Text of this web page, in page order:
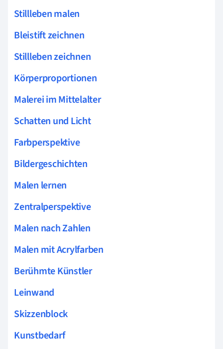
Stillleben malen
Bleistift zeichnen
Stillleben zeichnen
Körperproportionen
Malerei im Mittelalter
Schatten und Licht
Farbperspektive
Bildergeschichten
Malen lernen
Zentralperspektive
Malen nach Zahlen
Malen mit Acrylfarben
Berühmte Künstler
Leinwand
Skizzenblock
Kunstbedarf